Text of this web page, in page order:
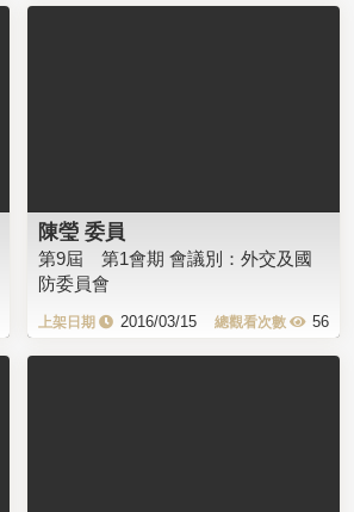
陳瑩 委員
第9屆 第1會期 會議別：外交及國
防委員會
2016/03/15 56